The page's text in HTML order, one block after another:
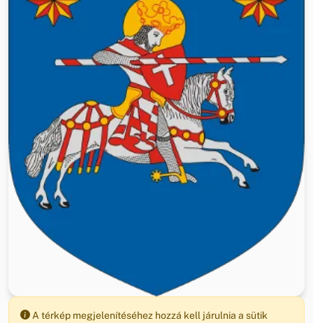
A térkép megjelenítéséhez hozzá kell járulnia a sütik